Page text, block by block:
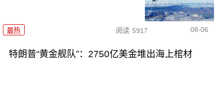
最热 阅读 5917 08-06
特朗普“黄金舰队”：2750亿美金堆出海上棺材